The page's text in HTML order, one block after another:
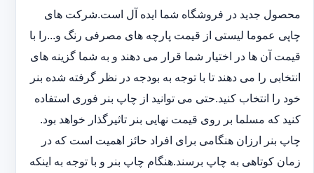
محصول جدید در فروشگاه شما ایده آل است.شرکت های
چاپی عموما لیستی از قیمت پارچه های مصرفی رنگ و...را با
قیمت آن ها در اختیار شما قرار می دهند و به شما گزینه های
انتخابی را می دهند تا با توجه به بودجه در نظر گرفته شده بنر
خود را انتخاب کنید.حتی می توانید از چاپ بنر فوری استفاده
کنید که مسلما بر روی قیمت نهایی بنر تاثیرگذار خواهد بود.
چاپ بنر ارزان هنگامی برای افراد حائز اهمیت است که در
زمان کوتاهی به چاپ برسند.هنگام چاپ بنر و با توجه به اینکه